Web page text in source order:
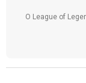
O League of